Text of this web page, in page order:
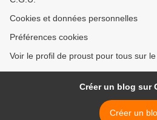
Cookies et données personnelles
Préférences cookies
Voir le profil de proust pour tous sur
Créer un blog sur
Créer un